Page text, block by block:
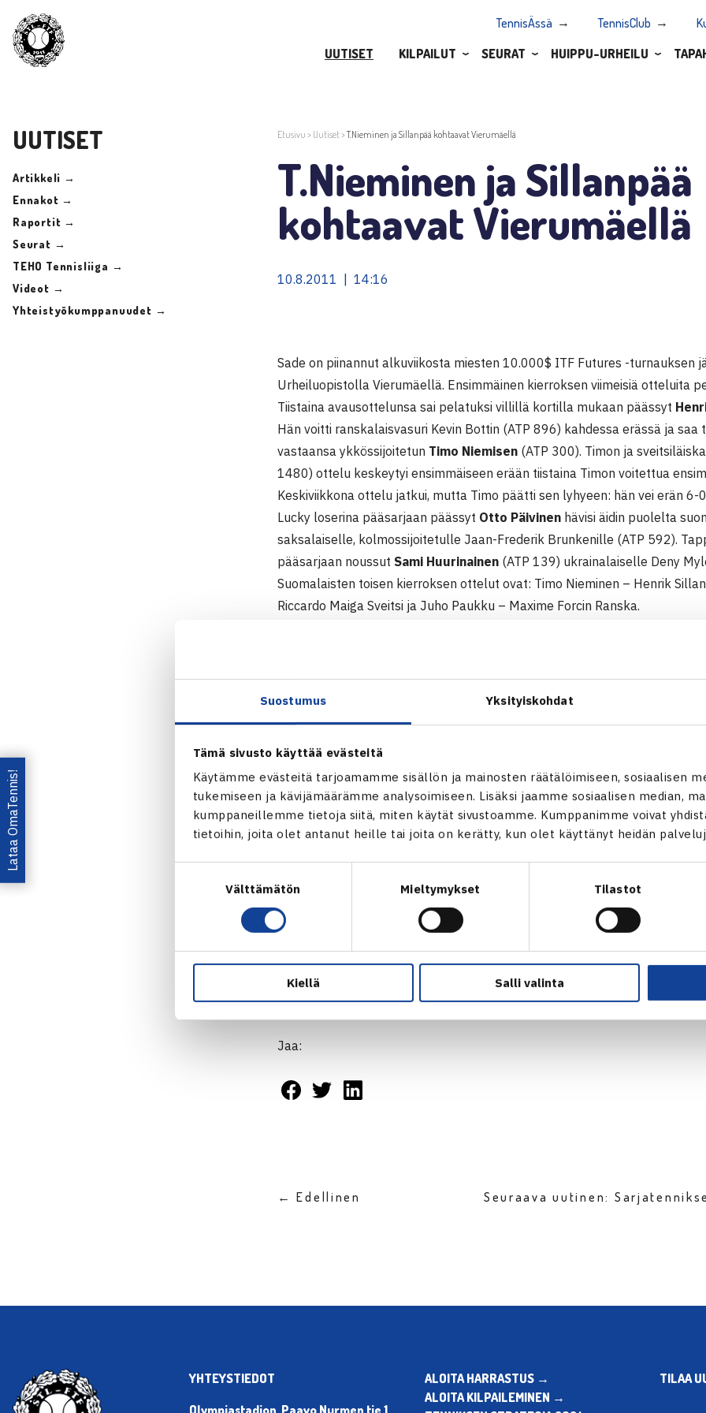
Suostumus Yksityiskohdat
Tämä sivusto käyttää evästeitä
Käytämme evästeitä tarjoamamme sisällön ja mainosten räätälöimiseen, sosiaalisen
tukemiseen ja kävijämäärämme analysoimiseen. Lisäksi jaamme sosiaalisen median,
kumppaneillemme tietoja siitä, miten käytät sivustoamme. Kumppanimme voivat
tietoihin, joita olet antanut heille tai joita on kerätty, kun olet käyttänyt heidän
Välttämätön Mieltymykset Tilastot
Kiellä Salli valinta
TennisÄssä TennisClub
UUTISET
KILPAILUT SEURAT HUIPPU-URHEILU
UUTISET
Artikkeli →
Ennakot →
Raportit →
Seurat →
TEHO Tennisliiga →
Videot →
Yhteistyökumppanuudet →
Etusivu > Uutiset>T.Nieminen ja Sillanpää kohtaavat Vierumäellä
T.Nieminen ja Sillanpää
kohtaavat Vierumäellä
10.8.2011 | 14:16
Sade on piinannut alkuviikosta miesten 10.000$ ITF Futures -turnauksen
Urheiluopistolla Vierumäellä. Ensimmäinen kierroksen viimeisiä otteluita
Tiistaina avausottelunsa sai pelatuksi villillä kortilla mukaan päässyt
Hän voitti ranskalaisvasuri Kevin Bottin (ATP 896) kahdessa erässä ja
vastaansa ykkössijoitetun Timo Niemisen (ATP 300). Timon ja
1480) ottelu keskeytyi ensimmäiseen erään tiistaina Timon voitettua
Keskiviikkona ottelu jatkui, mutta Timo päätti sen lyhyeen: hän vei erän 6-
Lucky loserina pääsarjaan päässyt Otto Päivinen hävisi äidin puolelta
saksalaiselle, kolmossijoitetulle Jaan-Frederik Brunkenille (ATP 592).
pääsarjaan noussut Sami Huurinainen (ATP 139) ukrainalaiselle Deny
Suomalaisten toisen kierroksen ottelut ovat: Timo Nieminen – Henrik
Riccardo Maiga Sveitsi ja Juho Paukku – Maxime Forcin Ranska.
1.kierrosta: Henrik Sillanpää (villi kortti) – Kevin Botti Ranska 76(5) 75,
Espasandin Sveitsi (karsija) 75 60, Denys Mylokostov Ukraina – Sami
Nelinpeli
Puolivälieriä: Micke Kontinen/Juho Paukku (1.) – Antony Dupuis Ranska/
kortti) 63 64, Sami Huurinainen/Jesper Saarni (4.) – Anton Andersson
Vierumäen ITF Futures -turnaus verkossa
Henrik Sillanpää
Jaa:
← Edellinen Seuraava uutinen:
Lataa OmaTennis!
YHTEYSTIEDOT
Olympiastadion, Paavo Nurmen tie 1,
ALOITA HARRASTUS →
ALOITA KILPAILEMINEN →
TILAA